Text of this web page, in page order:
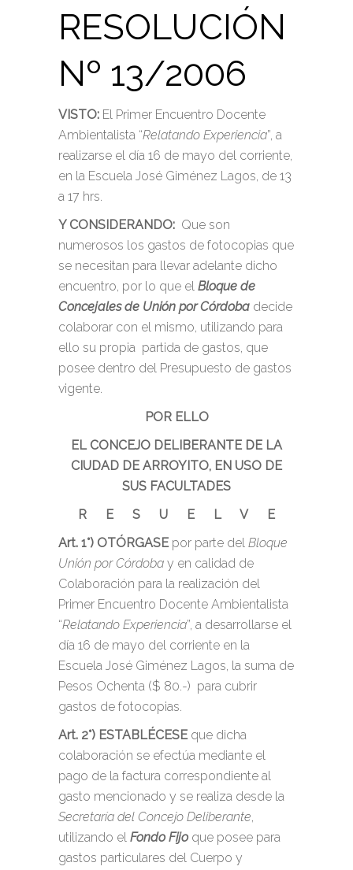
RESOLUCIÓN
Nº 13/2006
VISTO: El Primer Encuentro Docente
Ambientalista “Relatando Experiencia”, a
realizarse el día 16 de mayo del corriente,
en la Escuela José Giménez Lagos, de 13
a 17 hrs.
Y CONSIDERANDO: Que son
numerosos los gastos de fotocopias que
se necesitan para llevar adelante dicho
encuentro, por lo que el Bloque de
Concejales de Unión por Córdoba decide
colaborar con el mismo, utilizando para
ello su propia partida de gastos, que
posee dentro del Presupuesto de gastos
vigente.
POR ELLO
EL CONCEJO DELIBERANTE DE LA
CIUDAD DE ARROYITO, EN USO DE
SUS FACULTADES
R E S U E L V E
Art. 1°) OTÓRGASE por parte del Bloque
Unión por Córdoba y en calidad de
Colaboración para la realización del
Primer Encuentro Docente Ambientalista
“Relatando Experiencia”, a desarrollarse el
día 16 de mayo del corriente en la
Escuela José Giménez Lagos, la suma de
Pesos Ochenta ($ 80.-) para cubrir
gastos de fotocopias.
Art. 2°) ESTABLÉCESE que dicha
colaboración se efectúa mediante el
pago de la factura correspondiente al
gasto mencionado y se realiza desde la
Secretaría del Concejo Deliberante,
utilizando el Fondo Fijo que posee para
gastos particulares del Cuerpo y